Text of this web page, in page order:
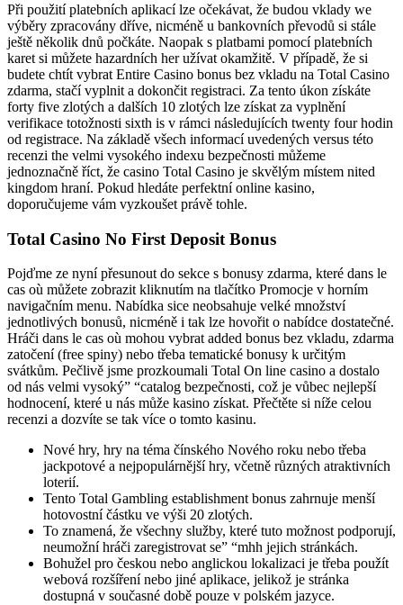
Při použití platebních aplikací lze očekávat, že budou vklady we
výběry zpracovány dříve, nicméně u bankovních převodů si stále
ještě několik dnů počkáte. Naopak s platbami pomocí platebních
karet si můžete hazardních her užívat okamžitě. V případě, že si
budete chtít vybrat Entire Casino bonus bez vkladu na Total Casino
zdarma, stačí vyplnit a dokončit registraci. Za tento úkon získáte
forty five zlotých a dalších 10 zlotých lze získat za vyplnění
verifikace totožnosti sixth is v rámci následujících twenty four hodin
od registrace. Na základě všech informací uvedených versus této
recenzi the velmi vysokého indexu bezpečnosti můžeme
jednoznačně říct, že casino Total Casino je skvělým místem nited
kingdom hraní. Pokud hledáte perfektní online kasino,
doporučujeme vám vyzkoušet právě tohle.
Total Casino No First Deposit Bonus
Pojďme ze nyní přesunout do sekce s bonusy zdarma, které dans le
cas où můžete zobrazit kliknutím na tlačítko Promocje v horním
navigačním menu. Nabídka sice neobsahuje velké množství
jednotlivých bonusů, nicméně i tak lze hovořit o nabídce dostatečné.
Hráči dans le cas où mohou vybrat added bonus bez vkladu, zdarma
zatočení (free spiny) nebo třeba tematické bonusy k určitým
svátkům. Pečlivě jsme prozkoumali Total On line casino a dostalo
od nás velmi vysoký” “catalog bezpečnosti, což je vůbec nejlepší
hodnocení, které u nás může kasino získat. Přečtěte si níže celou
recenzi a dozvíte se tak více o tomto kasinu.
Nové hry, hry na téma čínského Nového roku nebo třeba
jackpotové a nejpopulárnější hry, včetně různých atraktivních
loterií.
Tento Total Gambling establishment bonus zahrnuje menší
hotovostní částku ve výši 20 zlotých.
To znamená, že všechny služby, které tuto možnost podporují,
neumožní hráči zaregistrovat se” “mhh jejich stránkách.
Bohužel pro českou nebo anglickou lokalizaci je třeba použít
webová rozšíření nebo jiné aplikace, jelikož je stránka
dostupná v současné době pouze v polském jazyce.